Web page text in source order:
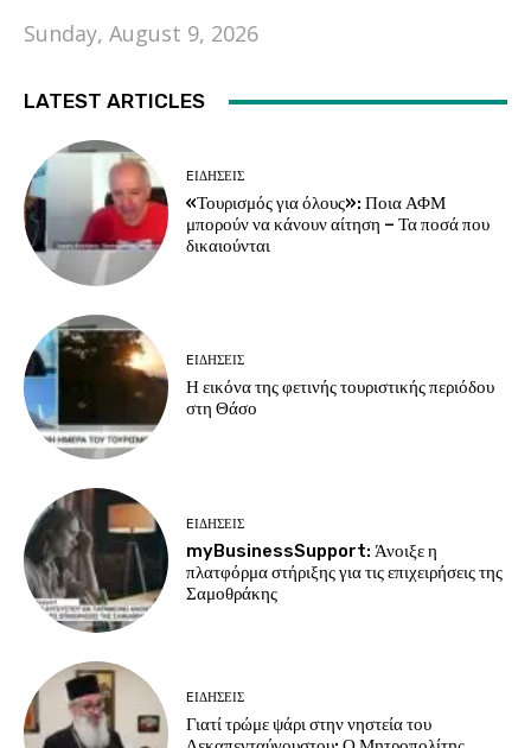
Sunday, August 9, 2026
LATEST ARTICLES
EΙΔΗΣΕΙΣ
«Τουρισμός για όλους»: Ποια ΑΦΜ
μπορούν να κάνουν αίτηση – Τα ποσά που
δικαιούνται
EΙΔΗΣΕΙΣ
Η εικόνα της φετινής τουριστικής περιόδου
στη Θάσο
EΙΔΗΣΕΙΣ
myBusinessSupport: Άνοιξε η
πλατφόρμα στήριξης για τις επιχειρήσεις της
Σαμοθράκης
EΙΔΗΣΕΙΣ
Γιατί τρώμε ψάρι στην νηστεία του